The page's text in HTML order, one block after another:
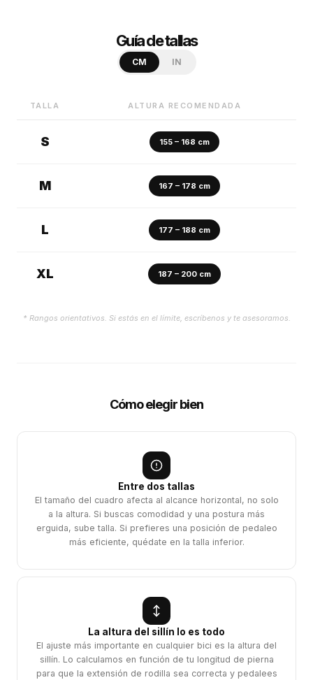
Guía de tallas
CM IN
TALLA ALTURA RECOMENDADA
S 155 – 168 cm
M 167 – 178 cm
L 177 – 188 cm
XL 187 – 200 cm
* Rangos orientativos. Si estás en el límite, escríbenos y te asesoramos.
Cómo elegir bien
Entre dos tallas
El tamaño del cuadro afecta al alcance horizontal, no solo
a la altura. Si buscas comodidad y una postura más
erguida, sube talla. Si prefieres una posición de pedaleo
más eficiente, quédate en la talla inferior.
La altura del sillín lo es todo
El ajuste más importante en cualquier bici es la altura del
sillín. Lo calculamos en función de tu longitud de pierna
para que la extensión de rodilla sea correcta y pedalees